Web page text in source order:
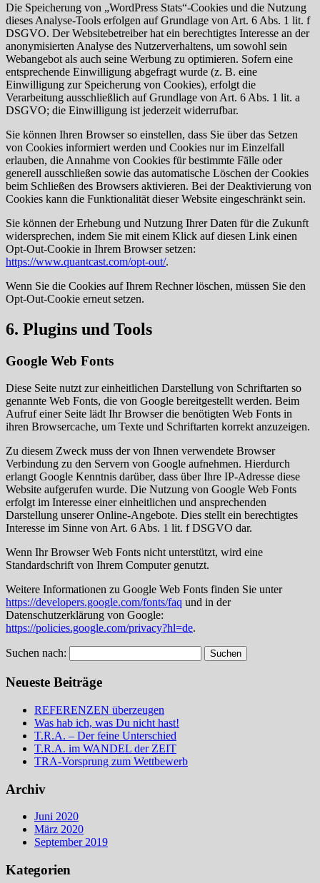
Die Speicherung von „WordPress Stats“-Cookies und die Nutzung
dieses Analyse-Tools erfolgen auf Grundlage von Art. 6 Abs. 1 lit. f
DSGVO. Der Websitebetreiber hat ein berechtigtes Interesse an der
anonymisierten Analyse des Nutzerverhaltens, um sowohl sein
Webangebot als auch seine Werbung zu optimieren. Sofern eine
entsprechende Einwilligung abgefragt wurde (z. B. eine
Einwilligung zur Speicherung von Cookies), erfolgt die
Verarbeitung ausschließlich auf Grundlage von Art. 6 Abs. 1 lit. a
DSGVO; die Einwilligung ist jederzeit widerrufbar.
Sie können Ihren Browser so einstellen, dass Sie über das Setzen
von Cookies informiert werden und Cookies nur im Einzelfall
erlauben, die Annahme von Cookies für bestimmte Fälle oder
generell ausschließen sowie das automatische Löschen der Cookies
beim Schließen des Browsers aktivieren. Bei der Deaktivierung von
Cookies kann die Funktionalität dieser Website eingeschränkt sein.
Sie können der Erhebung und Nutzung Ihrer Daten für die Zukunft
widersprechen, indem Sie mit einem Klick auf diesen Link einen
Opt-Out-Cookie in Ihrem Browser setzen:
https://www.quantcast.com/opt-out/.
Wenn Sie die Cookies auf Ihrem Rechner löschen, müssen Sie den
Opt-Out-Cookie erneut setzen.
6. Plugins und Tools
Google Web Fonts
Diese Seite nutzt zur einheitlichen Darstellung von Schriftarten so
genannte Web Fonts, die von Google bereitgestellt werden. Beim
Aufruf einer Seite lädt Ihr Browser die benötigten Web Fonts in
ihren Browsercache, um Texte und Schriftarten korrekt anzuzeigen.
Zu diesem Zweck muss der von Ihnen verwendete Browser
Verbindung zu den Servern von Google aufnehmen. Hierdurch
erlangt Google Kenntnis darüber, dass über Ihre IP-Adresse diese
Website aufgerufen wurde. Die Nutzung von Google Web Fonts
erfolgt im Interesse einer einheitlichen und ansprechenden
Darstellung unserer Online-Angebote. Dies stellt ein berechtigtes
Interesse im Sinne von Art. 6 Abs. 1 lit. f DSGVO dar.
Wenn Ihr Browser Web Fonts nicht unterstützt, wird eine
Standardschrift von Ihrem Computer genutzt.
Weitere Informationen zu Google Web Fonts finden Sie unter
https://developers.google.com/fonts/faq und in der
Datenschutzerklärung von Google:
https://policies.google.com/privacy?hl=de.
Suchen nach:
Neueste Beiträge
REFERENZEN überzeugen
Was hab ich, was Du nicht hast!
T.R.A. – Der feine Unterschied
T.R.A. im WANDEL der ZEIT
TRA-Vorsprung zum Wettbewerb
Archiv
Juni 2020
März 2020
September 2019
Kategorien